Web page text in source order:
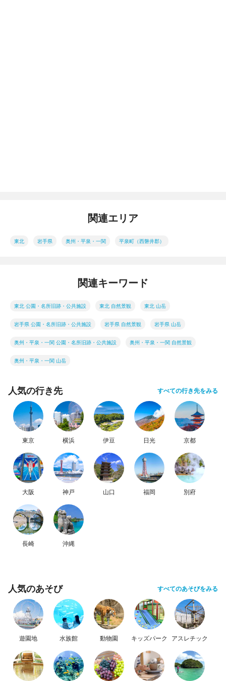
関連エリア
東北 岩手県 奥州・平泉・一関 平泉町（西磐井郡）
関連キーワード
東北 公園・名所旧跡・公共施設 東北 自然景観 東北 山岳
岩手県 公園・名所旧跡・公共施設 岩手県 自然景観 岩手県 山岳
奥州・平泉・一関 公園・名所旧跡・公共施設 奥州・平泉・一関 自然景観
奥州・平泉・一関 山岳
人気の行き先 すべての行き先をみる
東京 横浜 伊豆 日光 京都
大阪 神戸 山口 福岡 別府
長崎 沖縄
人気のあそび すべてのあそびをみる
遊園地 水族館 動物園 キッズパーク アスレチック